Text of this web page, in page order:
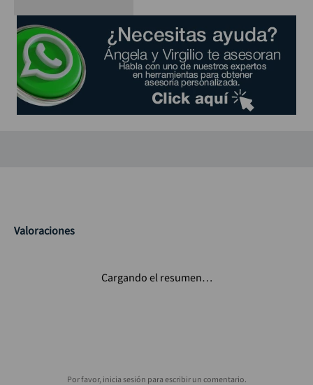
Valoraciones
Cargando el resumen…